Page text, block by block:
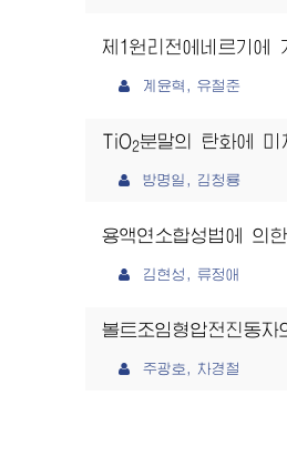
제1원리전에네르기에
계윤혁, 유철준
TiO2분말의 탄화에 미
방명일, 김청룡
용액연소합성법에 의
김현성, 류정애
볼트조임형압전진동
주광호, 차경철